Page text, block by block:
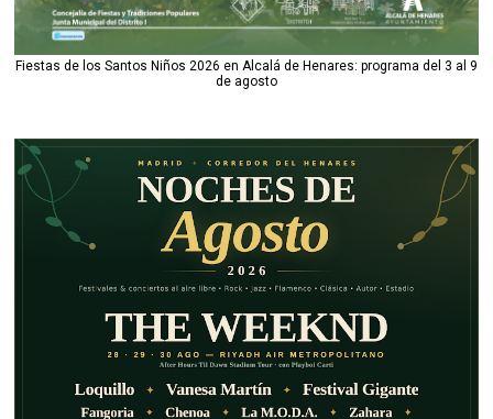
Fiestas de los Santos Niños 2026 en Alcalá de Henares: programa del 3 al 9
de agosto